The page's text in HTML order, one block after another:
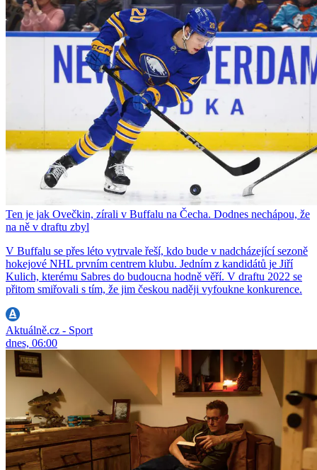
Ten je jak Ovečkin, zírali v Buffalu na Čecha. Dodnes nechápou, že
na ně v draftu zbyl
V Buffalu se přes léto vytrvale řeší, kdo bude v nadcházející sezoně
hokejové NHL prvním centrem klubu. Jedním z kandidátů je Jiří
Kulich, kterému Sabres do budoucna hodně věří. V draftu 2022 se
přitom smiřovali s tím, že jim českou naději vyfoukne konkurence.
Aktuálně.cz - Sport
dnes, 06:00